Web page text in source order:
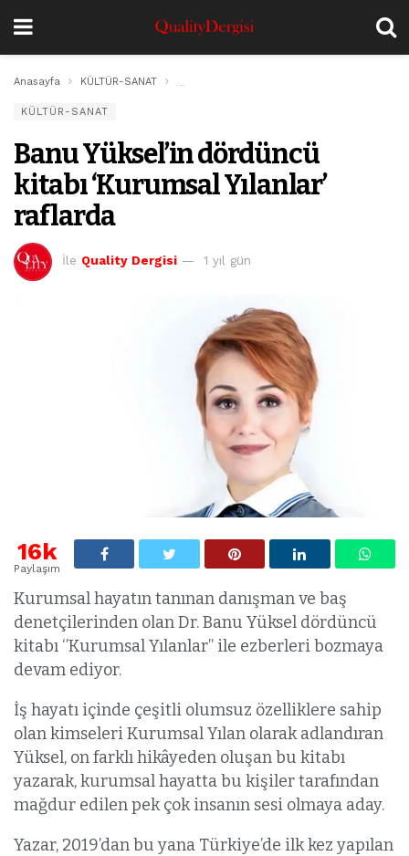
Anasayfa KÜLTÜR-SANAT
KÜLTÜR-SANAT
Banu Yüksel’in dördüncü
kitabı ‘Kurumsal Yılanlar’
raflarda
İle Quality Dergisi 1 yıl gün
16k
Paylaşım
Kurumsal hayatın tanınan danışman ve baş
denetçilerinden olan Dr. Banu Yüksel dördüncü
kitabı ‘’Kurumsal Yılanlar’’ ile ezberleri bozmaya
devam ediyor.
İş hayatı içinde çeşitli olumsuz özelliklere sahip
olan kimseleri Kurumsal Yılan olarak adlandıran
Yüksel, on farklı hikâyeden oluşan bu kitabı
yazarak, kurumsal hayatta bu kişiler tarafından
mağdur edilen pek çok insanın sesi olmaya aday.
Yazar, 2019’dan bu yana Türkiye’de ilk kez yapılan